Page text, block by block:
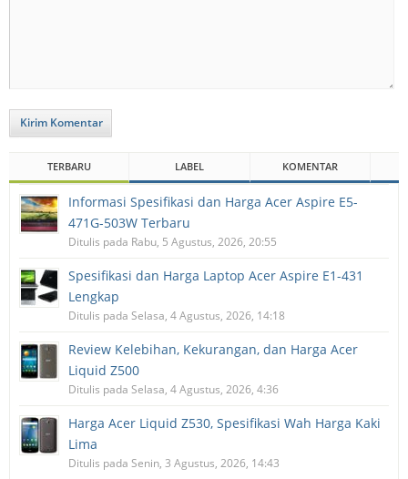
Kirim Komentar
TERBARU LABEL KOMENTAR
Informasi Spesifikasi dan Harga Acer Aspire E5-
471G-503W Terbaru
Ditulis pada Rabu, 5 Agustus, 2026, 20:55
Spesifikasi dan Harga Laptop Acer Aspire E1-431
Lengkap
Ditulis pada Selasa, 4 Agustus, 2026, 14:18
Review Kelebihan, Kekurangan, dan Harga Acer
Liquid Z500
Ditulis pada Selasa, 4 Agustus, 2026, 4:36
Harga Acer Liquid Z530, Spesifikasi Wah Harga Kaki
Lima
Ditulis pada Senin, 3 Agustus, 2026, 14:43